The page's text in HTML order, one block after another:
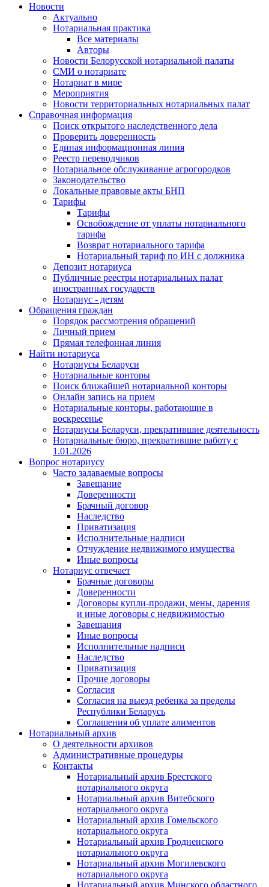
Новости
Актуально
Нотариальная практика
Все материалы
Авторы
Новости Белорусской нотариальной палаты
СМИ о нотариате
Нотариат в мире
Мероприятия
Новости территориальных нотариальных палат
Справочная информация
Поиск открытого наследственного дела
Проверить доверенность
Единая информационная линия
Реестр переводчиков
Нотариальное обслуживание агрогородков
Законодательство
Локальные правовые акты БНП
Тарифы
Тарифы
Освобождение от уплаты нотариального
тарифа
Возврат нотариального тарифа
Нотариальный тариф по ИН с должника
Депозит нотариуса
Публичные реестры нотариальных палат
иностранных государств
Нотариус - детям
Обращения граждан
Порядок рассмотрения обращений
Личный прием
Прямая телефонная линия
Найти нотариуса
Нотариусы Беларуси
Нотариальные конторы
Поиск ближайшей нотариальной конторы
Онлайн запись на прием
Нотариальные конторы, работающие в
воскресенье
Нотариусы Беларуси, прекратившие деятельность
Нотариальные бюро, прекратившие работу с
1.01.2026
Вопрос нотариусу
Часто задаваемые вопросы
Завещание
Доверенности
Брачный договор
Наследство
Приватизация
Исполнительные надписи
Отчуждение недвижимого имущества
Иные вопросы
Нотариус отвечает
Брачные договоры
Доверенности
Договоры купли-продажи, мены, дарения
и иные договоры с недвижимостью
Завещания
Иные вопросы
Исполнительные надписи
Наследство
Приватизация
Прочие договоры
Согласия
Согласия на выезд ребенка за пределы
Республики Беларусь
Соглашения об уплате алиментов
Нотариальный архив
О деятельности архивов
Административные процедуры
Контакты
Нотариальный архив Брестского
нотариального округа
Нотариальный архив Витебского
нотариального округа
Нотариальный архив Гомельского
нотариального округа
Нотариальный архив Гродненского
нотариального округа
Нотариальный архив Могилевского
нотариального округа
Нотариальный архив Минского областного